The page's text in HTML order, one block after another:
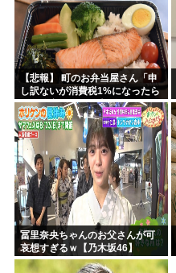
【悲報】 町のお弁当屋さん「申
し訳ないが消費税1%になったら
その分商品代を値上げするわ」
冨里奈央ちゃんのお父さんが可
哀想すぎるｗ【乃木坂46】